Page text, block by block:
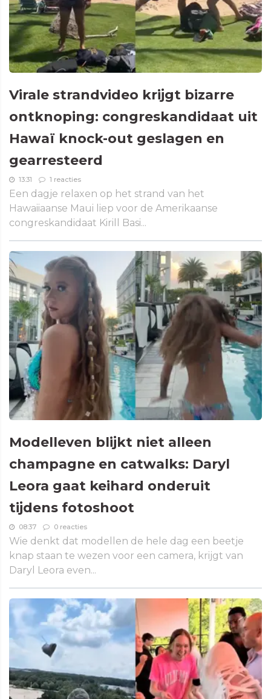
Virale strandvideo krijgt bizarre
ontknoping: congreskandidaat uit
Hawaï knock-out geslagen en
gearresteerd
13:31 1 reacties
Een dagje relaxen op het strand van het
Hawaiiaanse Maui liep voor de Amerikaanse
congreskandidaat Kirill Basi...
Modelleven blijkt niet alleen
champagne en catwalks: Daryl
Leora gaat keihard onderuit
tijdens fotoshoot
08:37 0 reacties
Wie denkt dat modellen de hele dag een beetje
knap staan te wezen voor een camera, krijgt van
Daryl Leora even...